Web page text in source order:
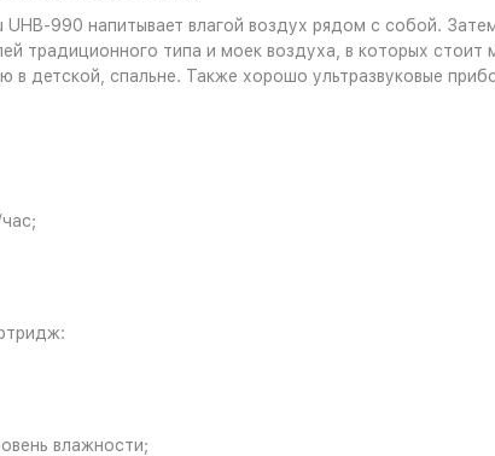
UHB-990 напитывает влагой воздух рядом с собой.
традиционного типа и моек воздуха, в которых
в детской, спальне. Также хорошо ультразвуковые
влажности;